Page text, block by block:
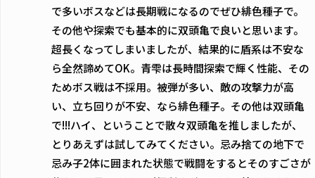
で多いボスなどは長期戦になるのでぜひ緋色種子で。
その他や探索でも基本的に双頭亀で良いと思います。
超長くなってしまいましたが、結果的に盾系は不安な
ら全然諦めてOK。青雫は長時間探索で輝く性能、その
ためボス戦は不採用。被弾が多い、敵の攻撃力が高
い、立ち回りが不安、なら緋色種子。その他は双頭亀
で!!!ハイ、ということで散々双頭亀を推しましたが、
とりあえずは試してみてください。忌み捨ての地下で
忌み子2体に囲まれた状態で戦闘をするとそのすごさが